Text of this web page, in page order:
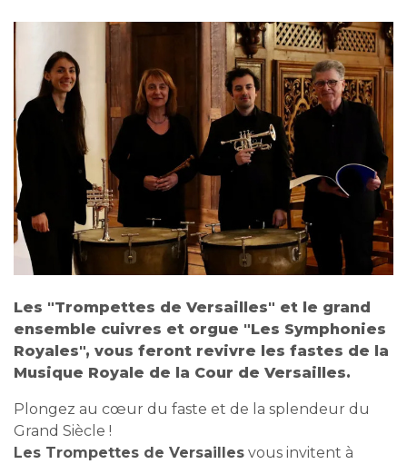
Les "Trompettes de Versailles" et le grand
ensemble cuivres et orgue "Les Symphonies
Royales", vous feront revivre les fastes de la
Musique Royale de la Cour de Versailles.
Plongez au cœur du faste et de la splendeur du
Grand Siècle !
Les Trompettes de Versailles vous invitent à